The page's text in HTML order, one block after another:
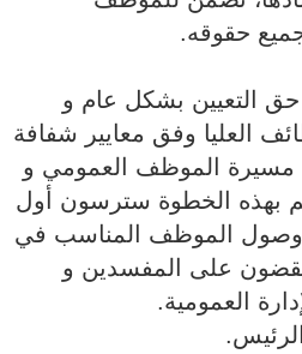
حقوقه.
حق التعيين بشكل عام و
العليا وفق معايير شفافة
مسيرة الموظف العمومي و
بهذه الخطوة سترسون أول
وصول الموظف المناسب في
على المفسدين و
العمومية.